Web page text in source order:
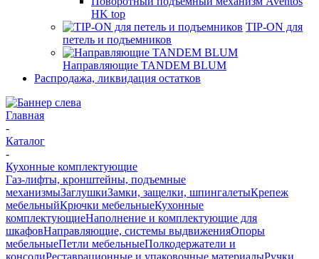
HK top
TIP-ON для
петель и подъемников
Направляющие TANDEM BLUM
Распродажа, ликвидация остатков
Главная
-
Каталог
-
Кухонные комплектующие
Газ-лифты, кронштейны, подъемные
механизмыЗаглушкиЗамки, защелки, шпингалетыКрепеж
мебельныйКрючки мебельныеКухонные
комплектующиеНаполнение и комплектующие для
шкафовНаправляющие, системы выдвиженияОпоры
мебельныеПетли мебельныеПолкодержатели и
консолиРеставрационные и упаковочные материалыРучки